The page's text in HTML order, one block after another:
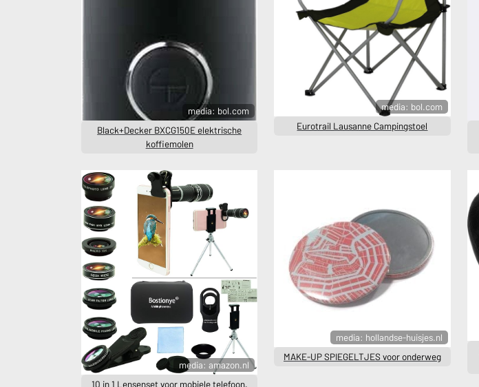
media: bol.com
Black+Decker BXCG150E elektrische
koffiemolen
media: bol.com
Eurotrail Lausanne Campingstoel
media: amazon.nl
10 in 1 Lensenset voor mobiele telefoon,
media: hollandse-huisjes.nl
MAKE-UP SPIEGELTJES voor onderweg